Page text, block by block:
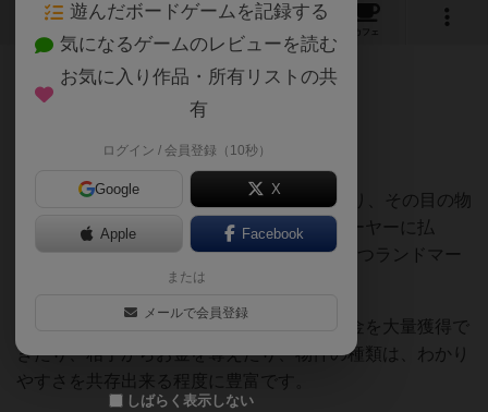
21 2 79
カフェ
307名 0名 0 1年以上前
拡大再生産ゲームの決定版ですね。
サイコロを1個（物件を拡張すると2個）振り、その目の物
件のサービス料を貰い（或いは、他のプレーヤーに払
い）、稼いだお金で物件を建て、最終的に3つランドマー
クを建てたら勝利です。
他の物件を持ってるとコンボが決まってお金を大量獲得で
きたり、相手からお金を奪えたり、物件の種類は、わかり
やすさを共存出来る程度に豊富です。
遊んだボードゲームを記録する
気になるゲームのレビューを読む
お気に入り作品・所有リストの共
有
ログイン / 会員登録（10秒）
Google X
Apple Facebook
または
メールで会員登録
しばらく表示しない